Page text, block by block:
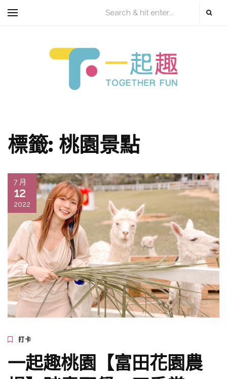
標籤: 桃園景點
7 月
12
2022
打卡
一起趣桃園【富田花園農